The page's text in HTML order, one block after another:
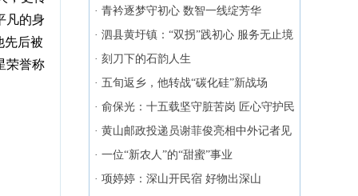
凡的身
先后被
荣誉称
· 青衿逐梦守初心 数智一线绽芳华
· 泗县黄圩镇：“双拐”践初心 服务无止境
· 刻刀下的石韵人生
· 五旬返乡，他转战“碳化硅”新战场
· 俞保光：十五载坚守脏苦岗 匠心守护民
生暖
· 黄山邮政投递员谢菲俊亮相中外记者见
面会
· 一位“新农人”的“甜蜜”事业
· 项婷婷：深山开民宿 好物出深山